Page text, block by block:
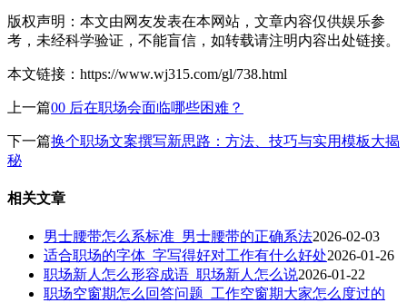
版权声明：本文由网友发表在本网站，文章内容仅供娱乐参
考，未经科学验证，不能盲信，如转载请注明内容出处链接。
本文链接：https://www.wj315.com/gl/738.html
上一篇00 后在职场会面临哪些困难？
下一篇换个职场文案撰写新思路：方法、技巧与实用模板大揭
秘
相关文章
男士腰带怎么系标准_男士腰带的正确系法2026-02-03
适合职场的字体_字写得好对工作有什么好处2026-01-26
职场新人怎么形容成语_职场新人怎么说2026-01-22
职场空窗期怎么回答问题_工作空窗期大家怎么度过的